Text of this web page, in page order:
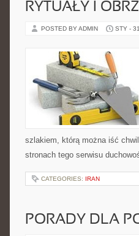
RYTUAŁY I
POSTED BY ADMIN STY -
szlakiem, którą można iść
stronach tego serwisu
CATEGORIES: IRAN
PORADY DLA